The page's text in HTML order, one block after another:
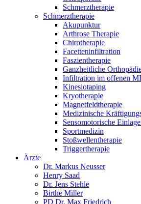
Schmerztherapie
Schmerztherapie
Akupunktur
Arthrose Therapie
Chirotherapie
Facetteninfiltration
Faszientherapie
Ganzheitliche
Infiltration im offenen
Kinesiotaping
Kryotherapie
Magnetfeldtherapie
Medizinische
Sensomotorische
Sportmedizin
Stoßwellentherapie
Triggertherapie
Ärzte
Dr. Markus Neusser
Henry Saad
Dr. Jens Stehle
Birthe Miller
PD Dr. Max Friedrich